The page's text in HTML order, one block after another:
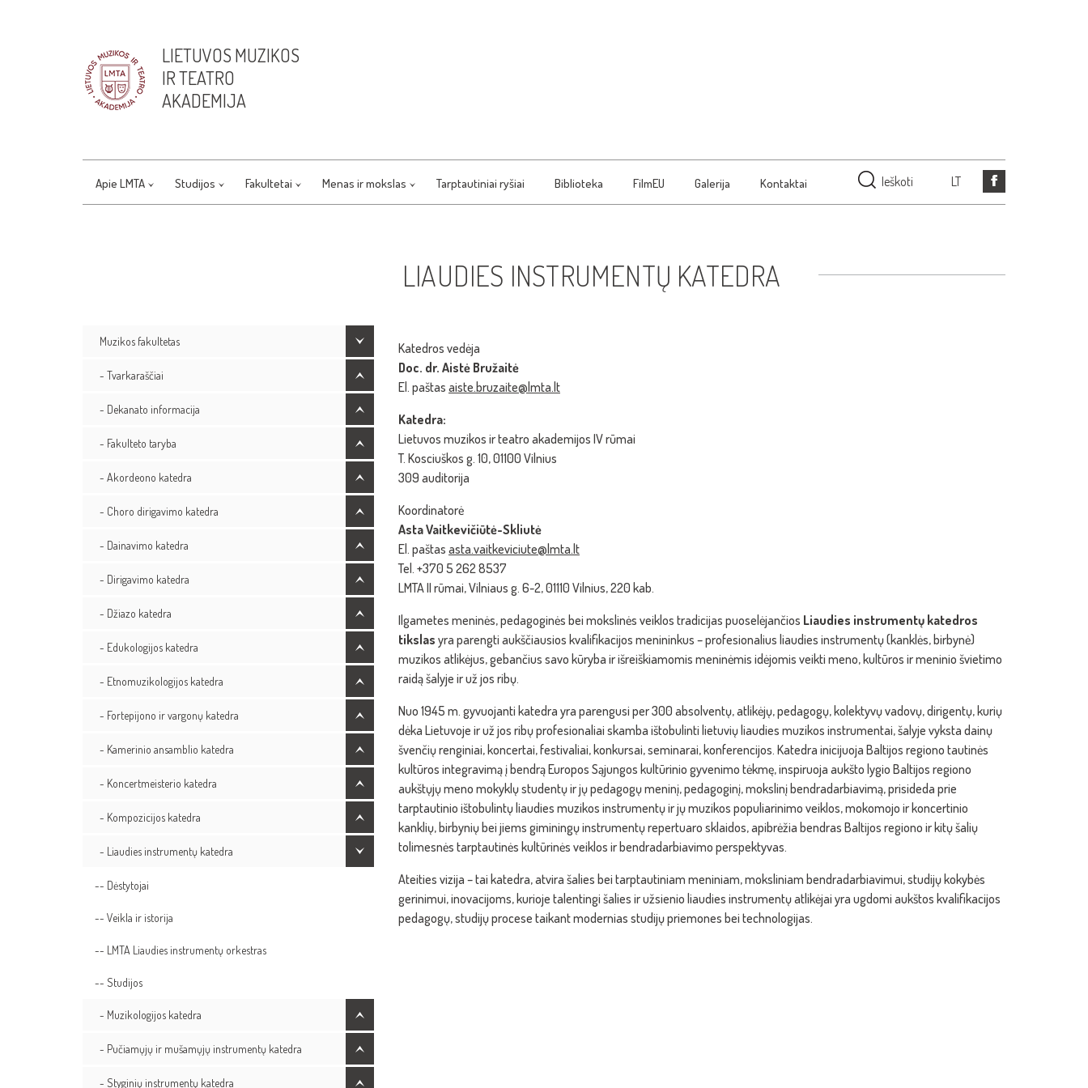
LIETUVOS MUZIKOS
IR TEATRO
AKADEMIJA
Apie LMTA Studijos Fakultetai Menas ir mokslas Tarptautiniai ryšiai Biblioteka FilmEU Galerija Kontaktai Ieškoti LT
LIAUDIES INSTRUMENTŲ KATEDRA
Muzikos fakultetas
- Tvarkaraščiai
- Dekanato informacija
- Fakulteto taryba
- Akordeono katedra
- Choro dirigavimo katedra
- Dainavimo katedra
- Dirigavimo katedra
- Džiazo katedra
- Edukologijos katedra
- Etnomuzikologijos katedra
- Fortepijono ir vargonų katedra
- Kamerinio ansamblio katedra
- Koncertmeisterio katedra
- Kompozicijos katedra
- Liaudies instrumentų katedra
-- Dėstytojai
-- Veikla ir istorija
-- LMTA Liaudies instrumentų orkestras
-- Studijos
- Muzikologijos katedra
- Pučiamųjų ir mušamųjų instrumentų katedra
- Styginių instrumentų katedra
Katedros vedėja
Doc. dr. Aistė Bružaitė
El. paštas aiste.bruzaite@lmta.lt
Katedra:
Lietuvos muzikos ir teatro akademijos IV rūmai
T. Kosciuškos g. 10, 01100 Vilnius
309 auditorija
Koordinatorė
Asta Vaitkevičiūtė-Skliutė
El. paštas asta.vaitkeviciute@lmta.lt
Tel. +370 5 262 8537
LMTA II rūmai, Vilniaus g. 6-2, 01110 Vilnius, 220 kab.
Ilgametes meninės, pedagoginės bei mokslinės veiklos tradicijas puoselėjančios Liaudies instrumentų katedros
tikslas yra parengti aukščiausios kvalifikacijos menininkus – profesionalius liaudies instrumentų (kanklės, birbynė)
muzikos atlikėjus, gebančius savo kūryba ir išreiškiamomis meninėmis idėjomis veikti meno, kultūros ir meninio švietimo
raidą šalyje ir už jos ribų.
Nuo 1945 m. gyvuojanti katedra yra parengusi per 300 absolventų, atlikėjų, pedagogų, kolektyvų vadovų, dirigentų, kurių
dėka Lietuvoje ir už jos ribų profesionaliai skamba ištobulinti lietuvių liaudies muzikos instrumentai, šalyje vyksta dainų
švenčių renginiai, koncertai, festivaliai, konkursai, seminarai, konferencijos. Katedra inicijuoja Baltijos regiono tautinės
kultūros integravimą į bendrą Europos Sąjungos kultūrinio gyvenimo tėkmę, inspiruoja aukšto lygio Baltijos regiono
aukštųjų meno mokyklų studentų ir jų pedagogų meninį, pedagoginį, mokslinį bendradarbiavimą, prisideda prie
tarptautinio ištobulintų liaudies muzikos instrumentų ir jų muzikos populiarinimo veiklos, mokomojo ir koncertinio
kanklių, birbynių bei jiems giminingų instrumentų repertuaro sklaidos, apibrėžia bendras Baltijos regiono ir kitų šalių
tolimesnės tarptautinės kultūrinės veiklos ir bendradarbiavimo perspektyvas.
Ateities vizija – tai katedra, atvira šalies bei tarptautiniam meniniam, moksliniam bendradarbiavimui, studijų kokybės
gerinimui, inovacijoms, kurioje talentingi šalies ir užsienio liaudies instrumentų atlikėjai yra ugdomi aukštos kvalifikacijos
pedagogų, studijų procese taikant modernias studijų priemones bei technologijas.